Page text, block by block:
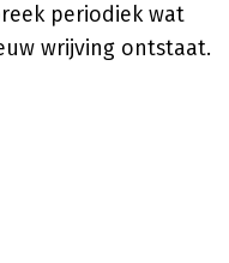
periodiek wat
wrijving ontstaat.